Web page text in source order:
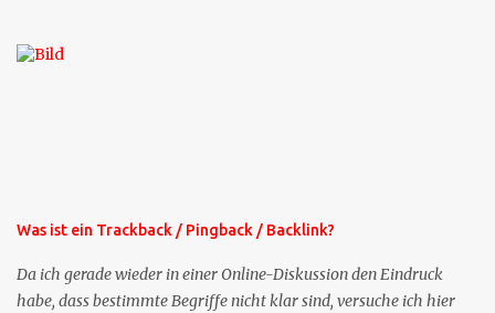
bekommen Sie kostenlos eine weitere Folge. Die Startsequenz ist 16
Was ist ein Trackback / Pingback / Backlink?
Da ich gerade wieder in einer Online-Diskussion den Eindruck
habe, dass bestimmte Begriffe nicht klar sind, versuche ich hier